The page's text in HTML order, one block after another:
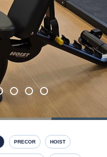
PRECOR HOIST